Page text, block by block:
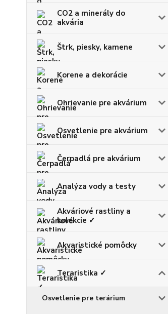
CO2 a minerály do
akvária
Štrk, piesky, kamene
Korene a dekorácie
Ohrievanie pre akvárium
Osvetlenie pre akvárium
Čerpadlá pre akvárium
Analýza vody a testy
Akváriové rastliny a
kolekcie ✓
Akvaristické pomôcky
Teraristika ✓
Osvetlenie pre terárium